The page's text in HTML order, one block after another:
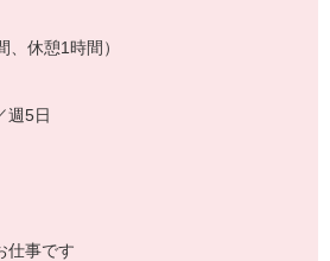
休憩1時間）
週5日
仕事です